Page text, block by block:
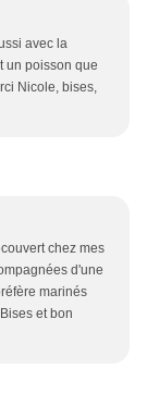
avec la
un poisson que
Nicole, bises,
chez mes
d'une
marinés
et bon